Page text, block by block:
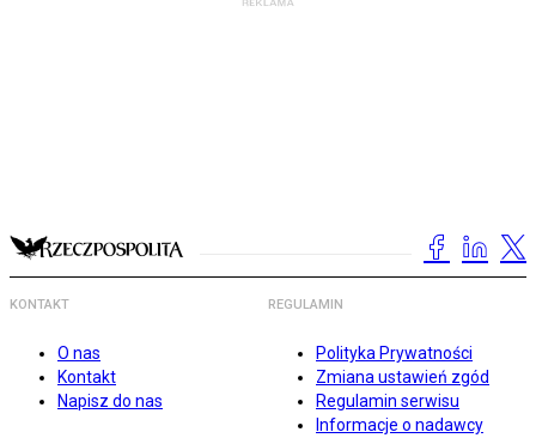
KONTAKT
O nas
Kontakt
Napisz do nas
REGULAMIN
Polityka Prywatności
Zmiana ustawień zgód
Regulamin serwisu
Informacje o nadawcy